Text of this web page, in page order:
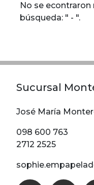
Abstracto
Botanico
Escoces Y
Espiga
No se
búsqueda: " - ".
Sucursal
José María
098 600 763
2712 2525